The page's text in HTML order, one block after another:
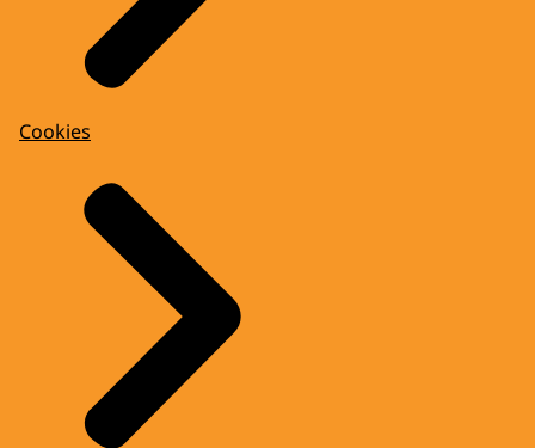
Cookies